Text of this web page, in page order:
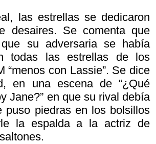
las estrellas se dedicaron
desaires. Se comenta que
su adversaria se había
todas las estrellas de los
“menos con Lassie”. Se dice
en una escena de “¿Qué
Jane?” en que su rival debía
puso piedras en los bolsillos
la espalda a la actriz de